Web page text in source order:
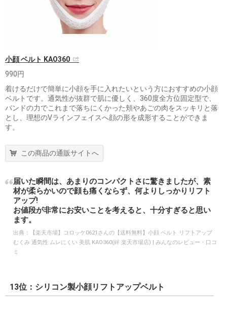
小顔 ベルト KAO360
990円
着けるだけで簡単に小顔を手に入れたいという方におすすめの小顔
ベルトです。通気性が抜群で肌に優しく、360度全方位固定型で、
バンドの力でこれまで落ちにくかった頬やあごの肉をスッキリと落
とし、理想のVラインフェイスへ顔の形を成形することができま
す。
この商品の通販サイトへ
届いた瞬間は、あまりのコンパクトさに驚きましたが、素
材が柔らかいので顔も痛くならず、何よりしっかりリフト
アップ!
お値段が非常にお安いことを考えると、十分すぎると思い
ます。
出典：
【楽天市場】コロッケ0621さんの【送料無料】小顔 ベルト リフトアップ
むくみ 通気性 ムレにくい 美肌 KAO360(絆 楽天市場店) | みんなのレビュー・口コ
ミ
13位：シリコン製小顔リフトアップベルト